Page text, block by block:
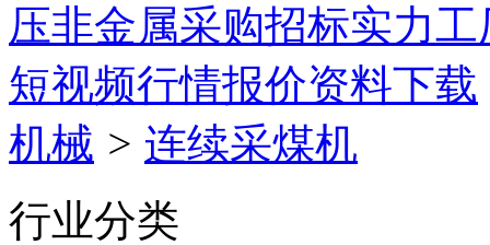
压非金属采购招标实力工
短视频行情报价资料下载
机械 > 连续采煤机
行业分类